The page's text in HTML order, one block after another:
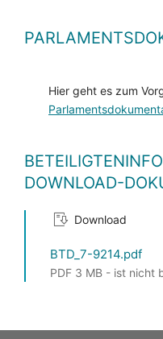
Hier geht es zum
DOWNLOAD-
Download
BTD_7-9214.pdf
PDF 3 MB - ist nicht